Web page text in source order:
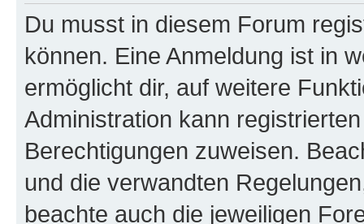
Du musst in diesem Forum
können. Eine Anmeldung ist in
ermöglicht dir, auf weitere
Administration kann
Berechtigungen zuweisen.
und die verwandten
beachte auch die jeweiligen